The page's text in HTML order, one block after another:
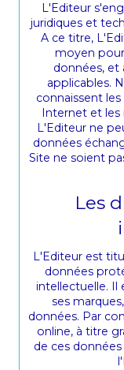
L'Editeur
juridiques et
A ce titre,
moyen
données, et
applicables.
connaissent
Internet et les
L'Editeur ne
données
Site ne soient
Les
L'Editeur est
données
intellectuelle. Il
ses
données. Par
online, à titre
de ces